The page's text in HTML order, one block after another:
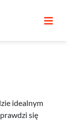
idealnym
się